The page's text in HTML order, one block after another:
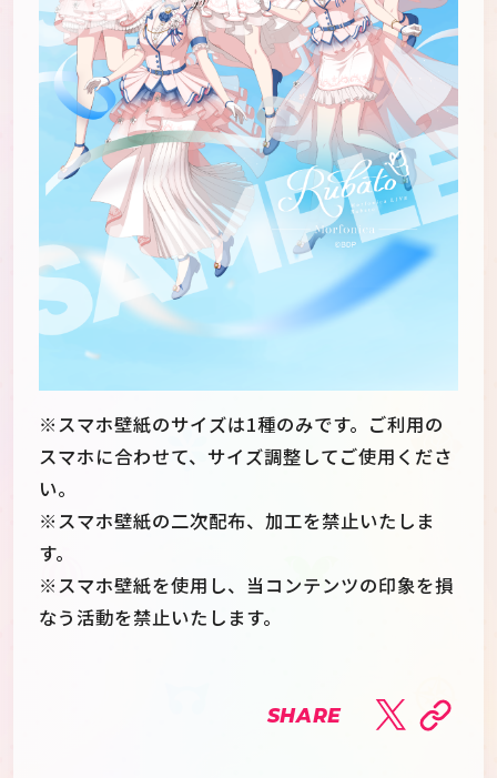
※スマホ壁紙のサイズは1種のみです。ご利用の
スマホに合わせて、サイズ調整してご使用くださ
い。
※スマホ壁紙の二次配布、加工を禁止いたしま
す。
※スマホ壁紙を使用し、当コンテンツの印象を損
なう活動を禁止いたします。
SHARE